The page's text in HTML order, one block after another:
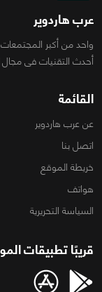
عرب هاردوير
واحد من أكبر
أحدث التقنيات فى مجال
القائمة
عن عرب هاردوير
اتصل بنا
خريطة الموقع
هواتف
السياسة التحريرية
قريبًا تطبيقات